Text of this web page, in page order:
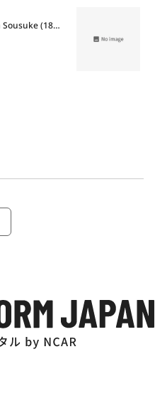
By Attributed to Namikawa Sousuke (1847-1910)